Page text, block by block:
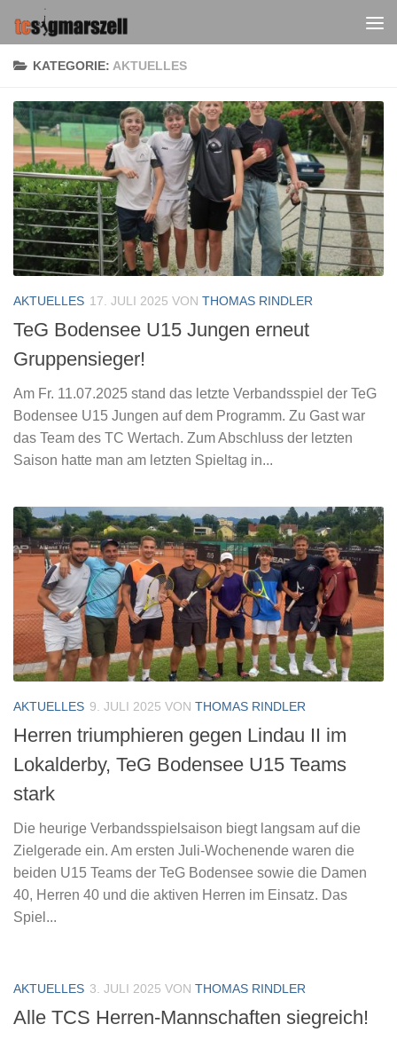
Zum Inhalt springen
KATEGORIE: AKTUELLES
AKTUELLES 17. JULI 2025 VON THOMAS RINDLER
TeG Bodensee U15 Jungen erneut
Gruppensieger!
Am Fr. 11.07.2025 stand das letzte Verbandsspiel der TeG
Bodensee U15 Jungen auf dem Programm. Zu Gast war
das Team des TC Wertach. Zum Abschluss der letzten
Saison hatte man am letzten Spieltag in...
AKTUELLES 9. JULI 2025 VON THOMAS RINDLER
Herren triumphieren gegen Lindau II im
Lokalderby, TeG Bodensee U15 Teams
stark
Die heurige Verbandsspielsaison biegt langsam auf die
Zielgerade ein. Am ersten Juli-Wochenende waren die
beiden U15 Teams der TeG Bodensee sowie die Damen
40, Herren 40 und die aktiven Herren im Einsatz. Das
Spiel...
AKTUELLES 3. JULI 2025 VON THOMAS RINDLER
Alle TCS Herren-Mannschaften siegreich!